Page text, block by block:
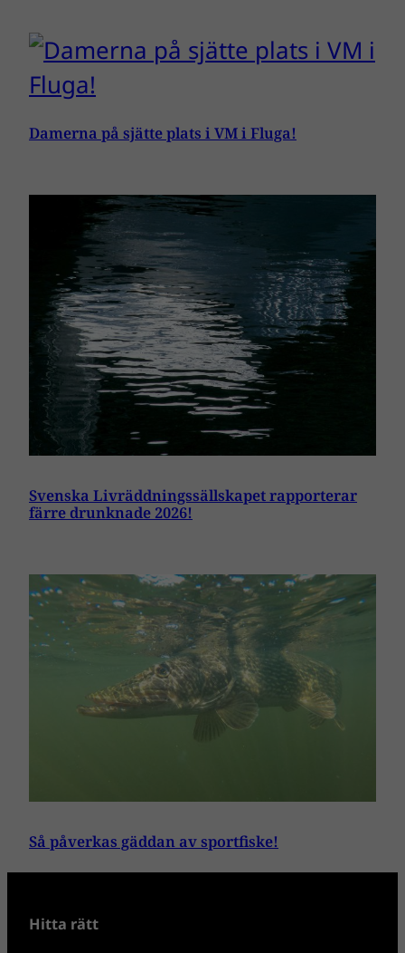
Damerna på sjätte plats i VM i Fluga!
Svenska Livräddningssällskapet rapporterar
färre drunknade 2026!
Så påverkas gäddan av sportfiske!
Hitta rätt